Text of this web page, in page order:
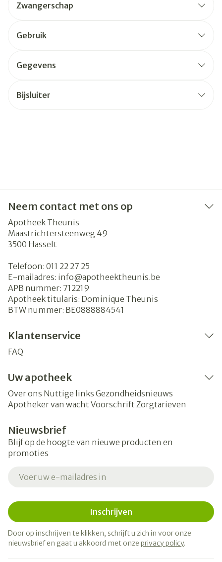
Zwangerschap
Gebruik
Gegevens
Bijsluiter
Neem contact met ons op
Apotheek Theunis
Maastrichtersteenweg 49
3500 Hasselt
Telefoon: 011 22 27 25
E-mailadres: info@apotheektheunis.be
APB nummer: 712219
Apotheek titularis: Dominique Theunis
BTW nummer: BE0888884541
Klantenservice
FAQ
Uw apotheek
Over ons Nuttige links Gezondheidsnieuws
Apotheker van wacht Voorschrift Zorgtarieven
Nieuwsbrief
Blijf op de hoogte van nieuwe producten en
promoties
Inschrijven
Door op inschrijven te klikken, schrijft u zich in voor onze
nieuwsbrief en gaat u akkoord met onze privacy policy.